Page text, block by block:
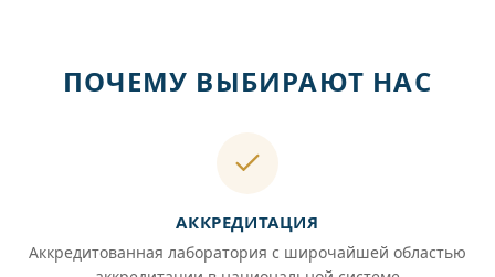
ПОЧЕМУ ВЫБИРАЮТ НАС
АККРЕДИТАЦИЯ
Аккредитованная лаборатория с широчайшей областью